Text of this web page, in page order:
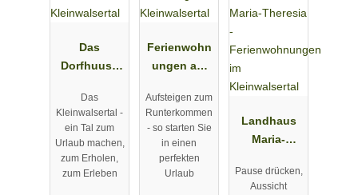
Das
Dorfhuus -
ung im
al
Das
Kleinwalsertal -
ein Tal zum
Urlaub machen,
zum Erholen,
zum Erleben
Ferienwohn
ungen am
Mittelberg /
al
Aufsteigen zum
Runterkommen
- so starten Sie
in einen
perfekten
Urlaub
Landhaus
Maria-
Ferienwohn
Pause drücken,
Aussicht